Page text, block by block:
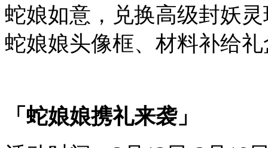
蛇娘如意，兑换高级封妖
蛇娘娘头像框、材料补给礼
「蛇娘娘携礼来袭」